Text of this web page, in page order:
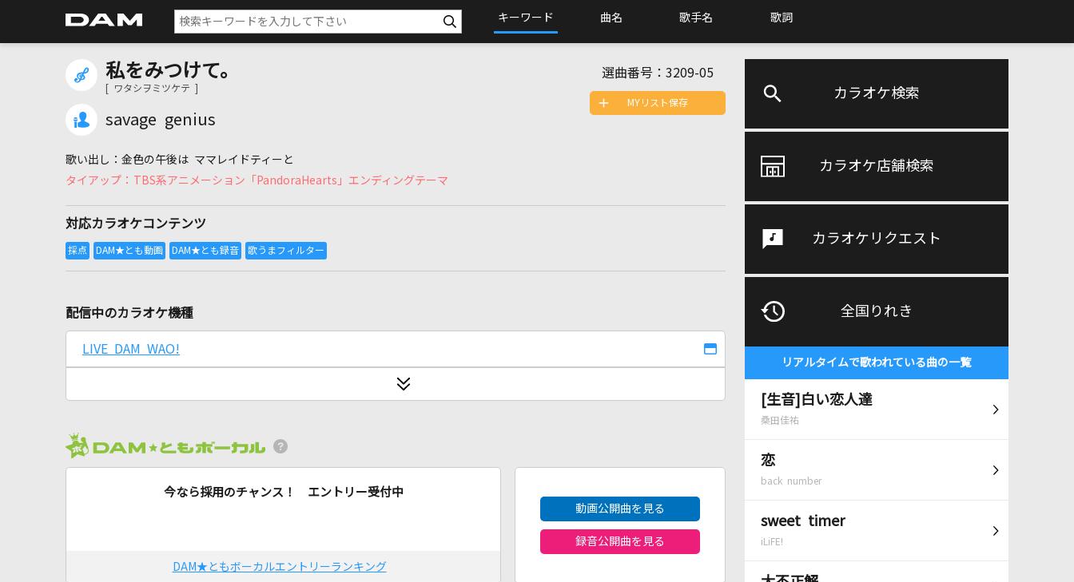
キーワード 曲名 歌手名 歌詞
カラオケ検索
カラオケ店舗検索
カラオケリクエスト
全国りれき
リアルタイムで歌われている曲の一覧
[生音]白い恋人達
桑田佳祐
恋
back number
sweet timer
iLiFE!
私をみつけて。
[ ワタシヲミツケテ ]
savage genius
選曲番号： 3209-05
金色の午後は ママレイドティーと
TBS系アニメーション「PandoraHearts」エンディングテーマ
対応カラオケコンテンツ
MYリスト保存
配信中のカラオケ機種
LIVE DAM WAO!
今なら採用のチャンス！ エントリー受付中
DAM★ともボーカルエントリーランキング
動画公開曲を見る
録音公開曲を見る